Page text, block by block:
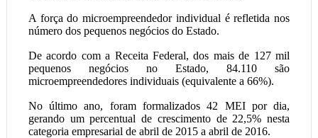
A força do microempreendedor individual é refletida nos
número dos pequenos negócios do Estado.
De acordo com a Receita Federal, dos mais de 127 mil
pequenos negócios no Estado, 84.110 são
microempreendedores individuais (equivalente a 66%).
No último ano, foram formalizados 42 MEI por dia,
gerando um percentual de crescimento de 22,5% nesta
categoria empresarial de abril de 2015 a abril de 2016.